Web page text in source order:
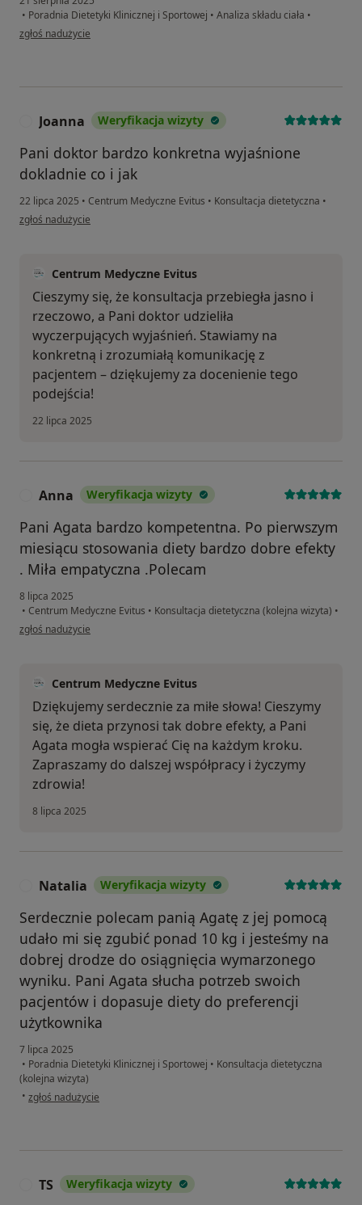
• Poradnia Dietetyki Klinicznej i Sportowej • Analiza składu ciała •
w opinii użytkownika Katarzyna
zgłoś nadużycie
Joanna Weryfikacja wizyty
Pani doktor bardzo konkretna wyjaśnione
dokladnie co i jak
22 lipca 2025 • Centrum Medyczne Evitus • Konsultacja dietetyczna •
w opinii użytkownika Joanna
zgłoś nadużycie
Centrum Medyczne Evitus
Cieszymy się, że konsultacja przebiegła jasno i
rzeczowo, a Pani doktor udzieliła
wyczerpujących wyjaśnień. Stawiamy na
konkretną i zrozumiałą komunikację z
pacjentem – dziękujemy za docenienie tego
podejścia!
22 lipca 2025
Anna Weryfikacja wizyty
Pani Agata bardzo kompetentna. Po pierwszym
miesiącu stosowania diety bardzo dobre efekty
. Miła empatyczna .Polecam
8 lipca 2025
• Centrum Medyczne Evitus • Konsultacja dietetyczna (kolejna wizyta) •
w opinii użytkownika Anna
zgłoś nadużycie
Centrum Medyczne Evitus
Dziękujemy serdecznie za miłe słowa! Cieszymy
się, że dieta przynosi tak dobre efekty, a Pani
Agata mogła wspierać Cię na każdym kroku.
Zapraszamy do dalszej współpracy i życzymy
zdrowia!
8 lipca 2025
Natalia Weryfikacja wizyty
Serdecznie polecam panią Agatę z jej pomocą
udało mi się zgubić ponad 10 kg i jesteśmy na
dobrej drodze do osiągnięcia wymarzonego
wyniku. Pani Agata słucha potrzeb swoich
pacjentów i dopasuje diety do preferencji
użytkownika
7 lipca 2025
• Poradnia Dietetyki Klinicznej i Sportowej • Konsultacja dietetyczna
(kolejna wizyta)
• w opinii użytkownika Natalia
zgłoś nadużycie
TS Weryfikacja wizyty